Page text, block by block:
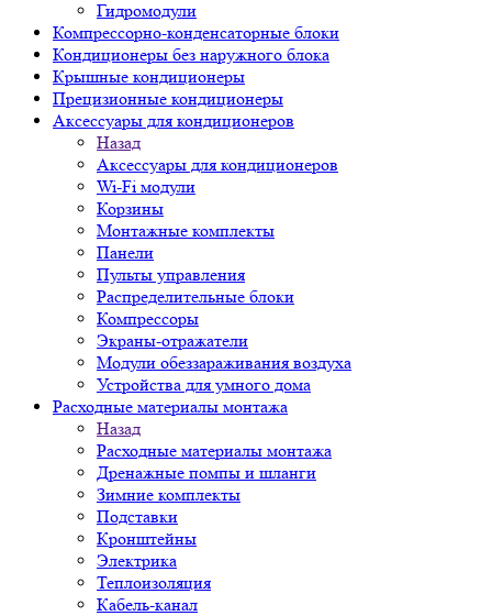
Гидромодули
Компрессорно-конденсаторные блоки
Кондиционеры без наружного блока
Крышные кондиционеры
Прецизионные кондиционеры
Аксессуары для кондиционеров
Назад
Аксессуары для кондиционеров
Wi-Fi модули
Корзины
Монтажные комплекты
Панели
Пульты управления
Распределительные блоки
Компрессоры
Экраны-отражатели
Модули обеззараживания воздуха
Устройства для умного дома
Расходные материалы монтажа
Назад
Расходные материалы монтажа
Дренажные помпы и шланги
Зимние комплекты
Подставки
Кронштейны
Электрика
Теплоизоляция
Кабель-канал